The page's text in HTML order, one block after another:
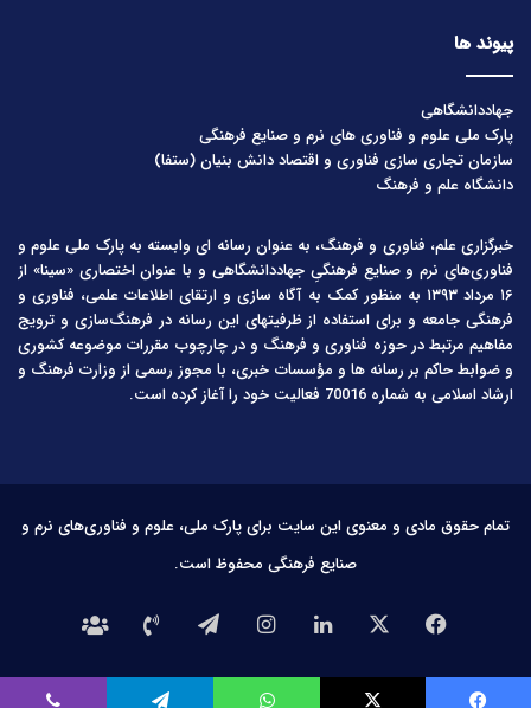
پیوند ها
جهاددانشگاهی
پارک ملی علوم و فناوری های نرم و صنایع فرهنگی
سازمان تجاری سازی فناوری و اقتصاد دانش بنیان (ستفا)
دانشگاه علم و فرهنگ
خبرگزاری علم، فناوری و فرهنگ، به عنوان رسانه ای وابسته به پارک ملی علوم و
فناوری‌های نرم و صنایع فرهنگیِ جهاددانشگاهی و با عنوان اختصاری «سینا» از
۱۶ مرداد ۱۳۹۳ به منظور کمک به آگاه سازی و ارتقای اطلاعات علمی، فناوری و
فرهنگی جامعه و برای استفاده از ظرفیتهای این رسانه در فرهنگ‌سازی و ترویج
مفاهیم مرتبط در حوزه فناوری و فرهنگ و در چارچوب مقررات موضوعه کشوری
و ضوابط حاکم بر رسانه ها و مؤسسات خبری، با مجوز رسمی از وزارت فرهنگ و
ارشاد اسلامی به شماره 70016 فعالیت خود را آغاز کرده است.
تمام حقوق مادی و معنوی این سایت برای پارک ملی، علوم و فناوری‌های نرم و
صنایع فرهنگی محفوظ است.
فیس
بوک
لینکدیناینستاگرامتلگرامتماس
با
درباره
ما